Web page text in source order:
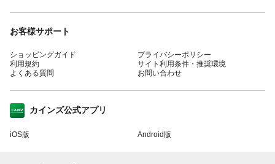
お客様サポート
ショッピングガイド
利用規約
よくある質問
プライバシーポリシー
サイト利用条件・推奨環境
お問い合わせ
カインズ公式アプリ
iOS版 Android版